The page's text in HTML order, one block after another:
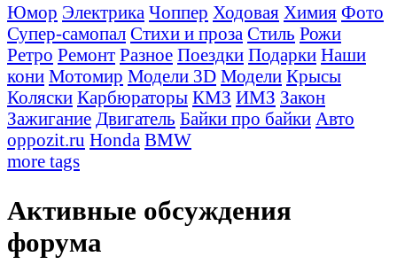
Юмор Электрика Чоппер Ходовая Химия Фото
Супер-самопал Стихи и проза Стиль Рожи
Ретро Ремонт Разное Поездки Подарки Наши
кони Мотомир Модели 3D Модели Крысы
Коляски Карбюраторы КМЗ ИМЗ Закон
Зажигание Двигатель Байки про байки Авто
oppozit.ru Honda BMW
more tags
Активные обсуждения
форума